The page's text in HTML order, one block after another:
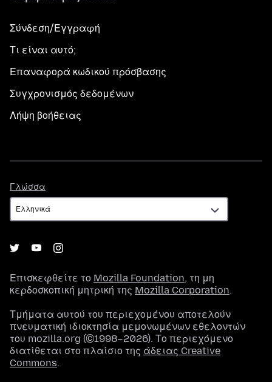
Σύνδεση/Εγγραφή
Τι είναι αυτό;
Επαναφορά κωδικού πρόσβασης
Συγχρονισμός δεδομένων
Λήψη βοήθειας
Γλώσσα
Επισκεφθείτε το Mozilla Foundation, τη μη
κερδοσκοπική μητρική της Mozilla Corporation.
Τμήματα αυτού του περιεχομένου αποτελούν
πνευματική ιδιοκτησία μεμονωμένων εθελοντών
του mozilla.org (©1998–2026). Το περιεχόμενο
διατίθεται στο πλαίσιο της άδειας Creative
Commons.